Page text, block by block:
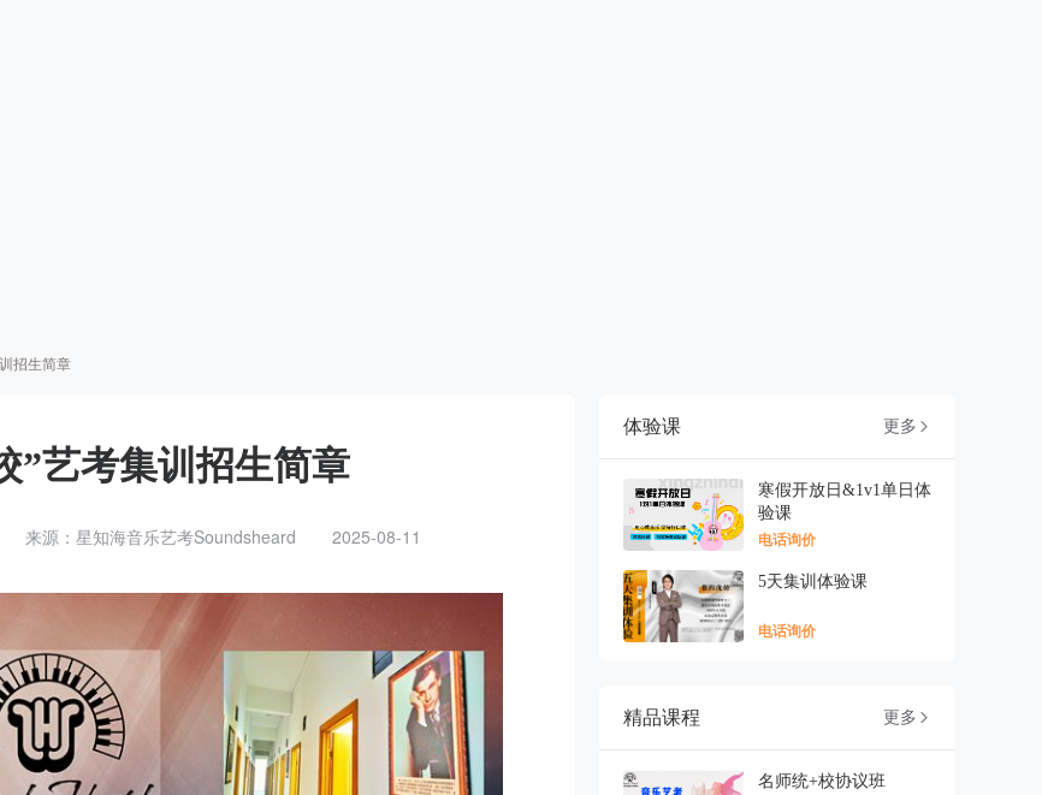
招生简章
”艺考集训招生简章
来源：星知海音乐艺考Soundsheard 2025-08-11
体验课 更多 
寒假开放日&1v1单日体
验课
电话询价
5天集训体验课
电话询价
精品课程 更多 
名师统+校协议班